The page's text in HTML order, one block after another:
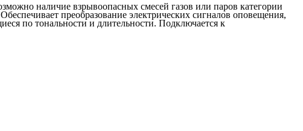
наличие взрывоопасных смесей газов или паров категории
преобразование электрических сигналов оповещения,
по тональности и длительности. Подключается к